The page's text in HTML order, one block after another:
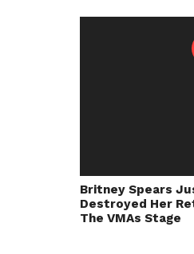
Britney Spears
Destroyed Her
The VMAs Stage